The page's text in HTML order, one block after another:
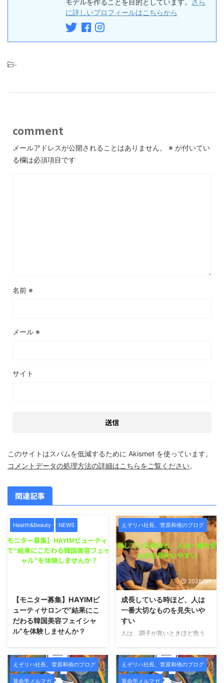
モデルを作ることを目的としています。
さら
に詳しいプロフィールはこちらから
-
comment
メールアドレスが公開されることはありません。 ※ が付いてい
る欄は必須項目です
名前 ※
メール ※
サイト
このサイトはスパムを低減するために Akismet を使っています。
コメントデータの処理方法の詳細はこちらをご覧ください。
関連記事
Health&Beauty NEWS
【モニター募集】HAYIMビ
ューティサロンで“結果にこ
だわる韓国美容フェイシャ
ル”を体験しませんか？
ャルを受けたい方へ。この度、
HAYIMビューティサロンでは、
新メニュー導入および施術データ
えぞリハ社長、菅原和侑のブログ
2026/1/7
成長している時ほど、人は
一番大切なものを見失いや
すい
人は、調子が良いときほど危う
れている。影響力が出てきた。周
囲から「すごいですね」と言われ
るようになる。 こういう時、人
えぞリハ社長、菅原和侑のブログ
算命学メルマガ
えぞリハ社長、菅原和侑のブログ
算命学メルマガ